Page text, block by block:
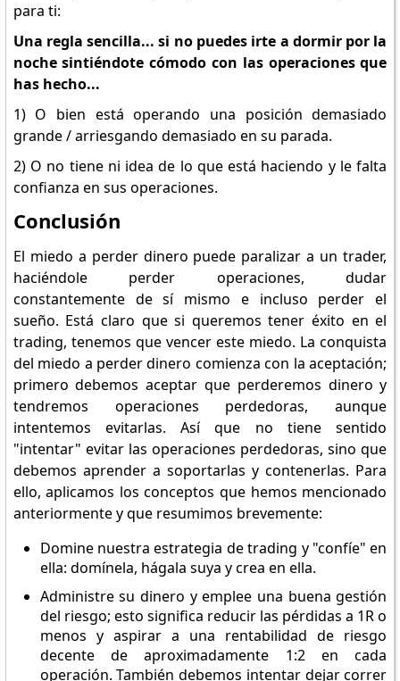
para ti:
Una regla sencilla... si no puedes irte a dormir por la
noche sintiéndote cómodo con las operaciones que
has hecho...
1) O bien está operando una posición demasiado
grande / arriesgando demasiado en su parada.
2) O no tiene ni idea de lo que está haciendo y le falta
confianza en sus operaciones.
Conclusión
El miedo a perder dinero puede paralizar a un trader,
haciéndole perder operaciones, dudar
constantemente de sí mismo e incluso perder el
sueño. Está claro que si queremos tener éxito en el
trading, tenemos que vencer este miedo. La conquista
del miedo a perder dinero comienza con la aceptación;
primero debemos aceptar que perderemos dinero y
tendremos operaciones perdedoras, aunque
intentemos evitarlas. Así que no tiene sentido
"intentar" evitar las operaciones perdedoras, sino que
debemos aprender a soportarlas y contenerlas. Para
ello, aplicamos los conceptos que hemos mencionado
anteriormente y que resumimos brevemente:
Domine nuestra estrategia de trading y "confíe" en
ella: domínela, hágala suya y crea en ella.
Administre su dinero y emplee una buena gestión
del riesgo; esto significa reducir las pérdidas a 1R o
menos y aspirar a una rentabilidad de riesgo
decente de aproximadamente 1:2 en cada
operación. También debemos intentar dejar correr